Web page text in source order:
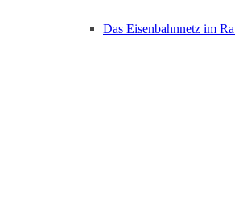
Das Eisenbahnnetz im